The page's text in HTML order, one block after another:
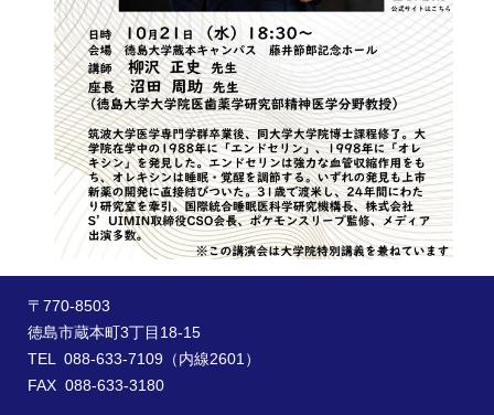
〒770-8503
徳島市蔵本町3丁目18-15
TEL 088-633-7109（内線2601）
FAX 088-633-3180